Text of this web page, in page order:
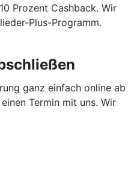
Prozent Cashback. Wir
Plus-Programm.
ganz einfach online ab
Termin mit uns. Wir